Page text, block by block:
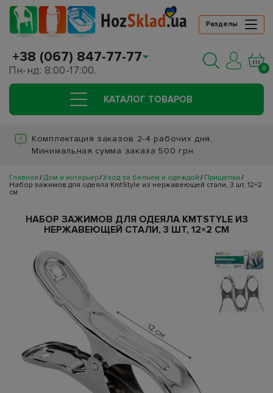
Разделы
+38 (067) 847-77-77
Пн-нд: 8:00-17:00. 0
КАТАЛОГ ТОВАРОВ
Комплектация заказов 2-4 рабочих дня.
Минимальная сумма заказа 500 грн.
Главная Дом и интерьер Уход за бельем и одеждой
Прищепки
Набор зажимов для одеяла KmtStyle из нержавеющей стали, 3 шт, 12×2
см
НАБОР ЗАЖИМОВ ДЛЯ ОДЕЯЛА KMTSTYLE ИЗ
НЕРЖАВЕЮЩЕЙ СТАЛИ, 3 ШТ, 12×2 СМ